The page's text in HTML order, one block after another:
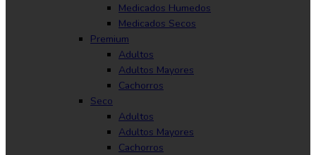
Medicados Humedos
Medicados Secos
Premium
Adultos
Adultos Mayores
Cachorros
Seco
Adultos
Adultos Mayores
Cachorros